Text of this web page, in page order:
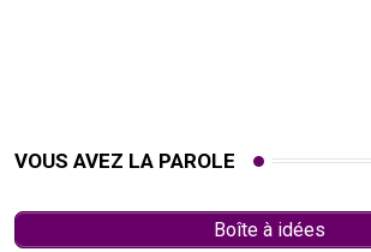
VOUS AVEZ LA PAROLE
Boîte à idées